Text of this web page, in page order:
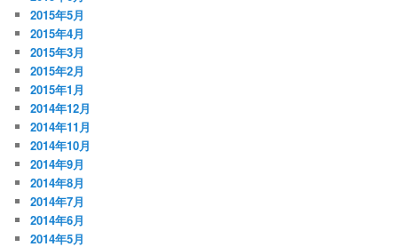
2015年5月
2015年4月
2015年3月
2015年2月
2015年1月
2014年12月
2014年11月
2014年10月
2014年9月
2014年8月
2014年7月
2014年6月
2014年5月